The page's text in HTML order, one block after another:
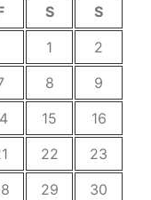
S
S
1
2
8
9
15
16
22
23
29
30